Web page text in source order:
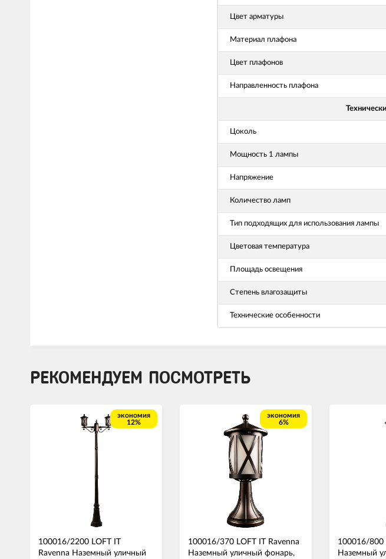
Цвет арматуры
Материал плафона
Цвет плафонов
Направленность плафона
Цоколь
Мощность 1 лампы
Напряжение
Количество ламп
Тип подходящих для использования лампы
Цветовая температура
Площадь освещения
Степень влагозащиты
Технические особенности
РЕКОМЕНДУЕМ ПОСМОТРЕТЬ
экономия
12%
100016/2200 LOFT IT
Ravenna Наземный уличный
экономия
6%
100016/370 LOFT IT Ravenna
Наземный уличный фонарь,
100016/800
Наземный